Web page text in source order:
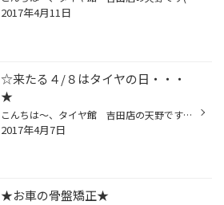
2017年4月11日
☆来たる４/８はタイヤの日・・・
★
こんちは～、タイヤ館 吉田店の天野です～★ この先長らく雨予報・・・天気が悪いと気分も滅入っちゃいますね～(ToT) それと明日は何の日だか知ってます～！？実はタイヤの日となっております☆ &darr;概要&darr; より多くのドライバーにタイヤへの関心を高め、交通安全対策の推進活動を行ないます☆ ...
2017年4月7日
★お車の骨盤矯正★